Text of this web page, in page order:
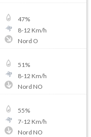
47%
8-12 Km/h
Nord O
51%
8-12 Km/h
Nord NO
55%
7-12 Km/h
Nord NO